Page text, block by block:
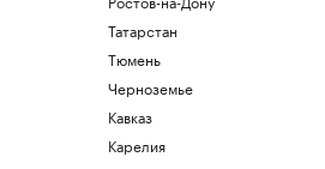
Татарстан
Тюмень
Черноземье
Кавказ
Карелия